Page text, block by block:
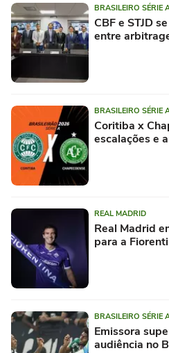
BRASILEIRO SÉRIE
CBF e STJD
entre
BRASILEIRO SÉRIE
Coritiba x
escalações e
REAL MADRID
Real Madrid
para a
BRASILEIRO SÉRIE
Emissora
audiência no